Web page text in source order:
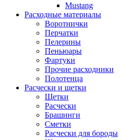
Mustang
Расходные материалы
Воротнички
Перчатки
Пелерины
Пеньюары
Фартуки
Прочие расходники
Полотенца
Расчески и щетки
Щетки
Расчески
Брашинги
Сметки
Расчески для бороды